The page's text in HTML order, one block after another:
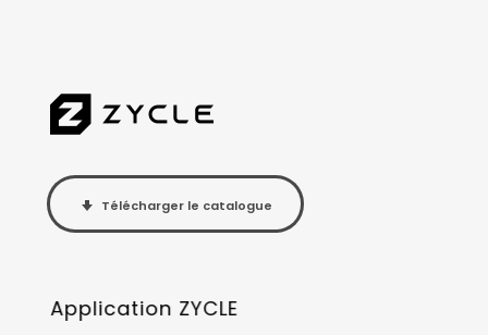
Télécharger le catalogue
Application ZYCLE